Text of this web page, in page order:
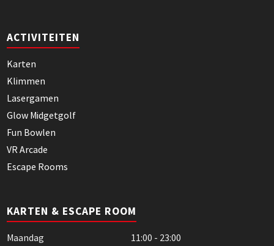
ACTIVITEITEN
Karten
Klimmen
Lasergamen
Glow Midgetgolf
Fun Bowlen
VR Arcade
Escape Rooms
KARTEN & ESCAPE ROOM
Maandag
11:00 - 23:00